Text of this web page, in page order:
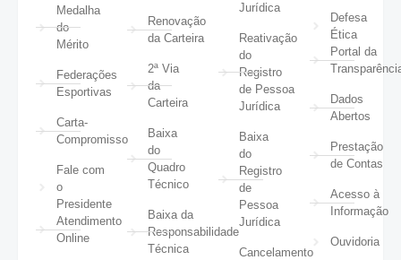
Medalha
do
Mérito
Federações
Esportivas
Carta-
Compromisso
Fale com
o
Presidente
Atendimento
Online
Renovação
da Carteira
2ª Via
da
Carteira
Baixa
do
Quadro
Técnico
Baixa da
Responsabilidade
Técnica
Jurídica
Reativação
do
Registro
de Pessoa
Jurídica
Baixa
do
Registro
de
Pessoa
Jurídica
Cancelamento
Defesa
Ética
Portal da
Dados
Abertos
Prestação
de Contas
Acesso à
Informação
Ouvidoria